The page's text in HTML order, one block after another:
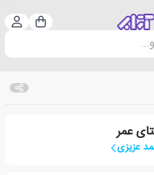
سبد
عمر
عزیزی